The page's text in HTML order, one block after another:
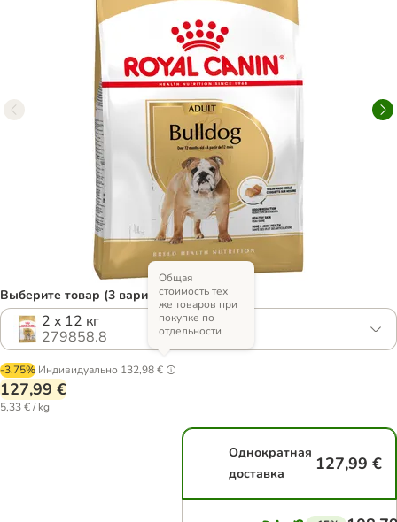
Выберите товар (3 вариантов)
2 x 12 кг
279858.8
-3.75% Индивидуально 132,98 €
Общая
стоимость тех
же товаров при
покупке по
отдельности
127,99 €
5,33 € / kg
Однократная
доставка
127,99 €